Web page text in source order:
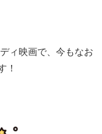
ィ映画で、今もなお
！